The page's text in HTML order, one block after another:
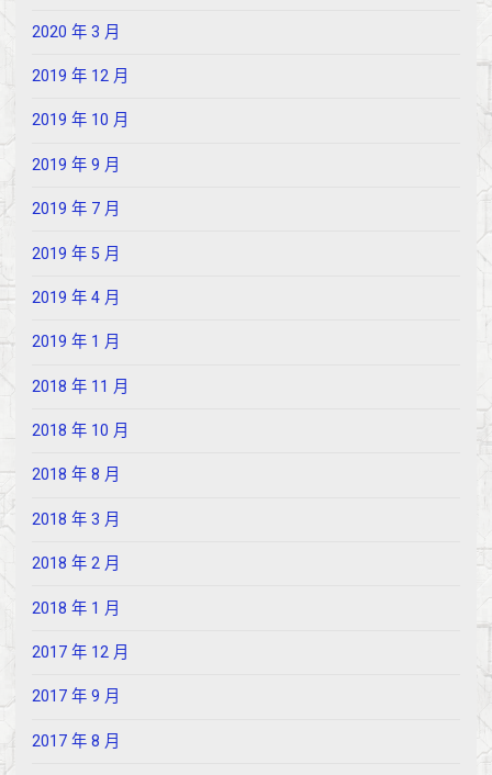
2020 年 3 月
2019 年 12 月
2019 年 10 月
2019 年 9 月
2019 年 7 月
2019 年 5 月
2019 年 4 月
2019 年 1 月
2018 年 11 月
2018 年 10 月
2018 年 8 月
2018 年 3 月
2018 年 2 月
2018 年 1 月
2017 年 12 月
2017 年 9 月
2017 年 8 月